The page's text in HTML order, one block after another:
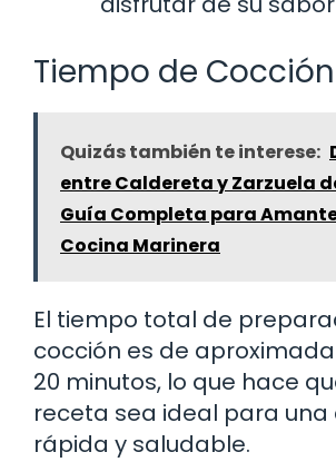
Tiempo de Cocción
Quizás también te interese:
entre Caldereta y Zarzuela
Guía Completa para
Cocina Marinera
El tiempo total de
cocción es de
20 minutos, lo que hace
receta sea ideal para una
rápida y saludable.